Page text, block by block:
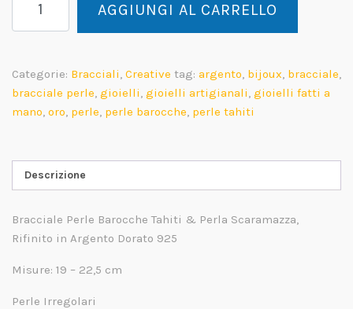
Bracciale
Perle
quantità
AGGIUNGI AL CARRELLO
Categorie: Bracciali, Creative tag: argento, bijoux, bracciale,
bracciale perle, gioielli, gioielli artigianali, gioielli fatti a
mano, oro, perle, perle barocche, perle tahiti
Descrizione
Bracciale Perle Barocche Tahiti & Perla Scaramazza,
Rifinito in Argento Dorato 925
Misure: 19 – 22,5 cm
Perle Irregolari